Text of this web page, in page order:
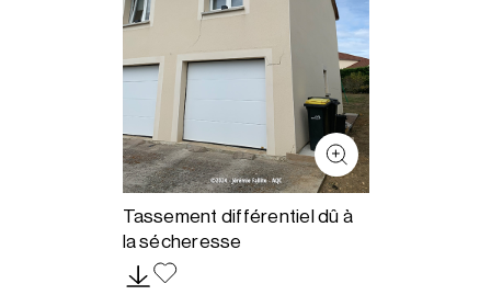
Tassement différentiel dû à
la sécheresse